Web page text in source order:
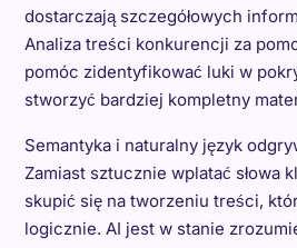
dostarczają szczegółowych
Analiza treści konkurencji za
pomóc zidentyfikować luki w
stworzyć bardziej kompletny
Semantyka i naturalny język
Zamiast sztucznie wplatać słowa
skupić się na tworzeniu treści,
logicznie. AI jest w stanie